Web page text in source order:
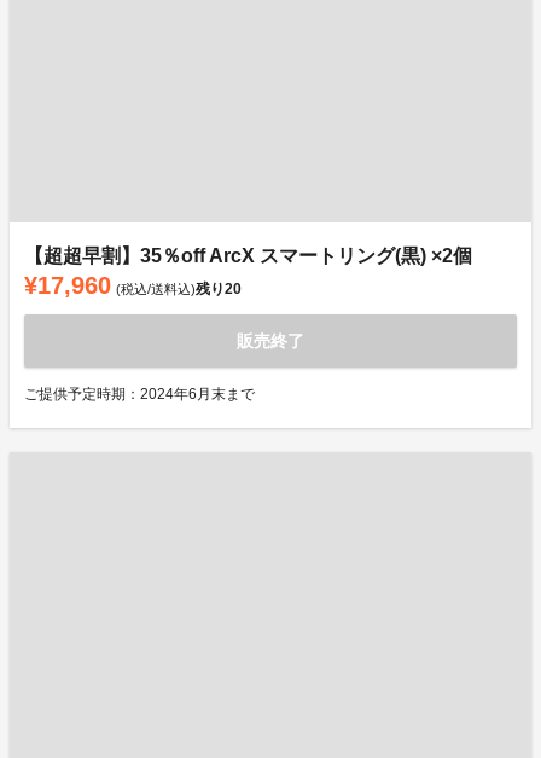
【超超早割】35％off ArcX スマートリング(黒) ×2個
¥17,960 (税込/送料込)残り20
販売終了
ご提供予定時期：2024年6月末まで